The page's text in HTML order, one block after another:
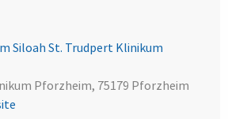
Siloah St. Trudpert Klinikum
Pforzheim, 75179 Pforzheim